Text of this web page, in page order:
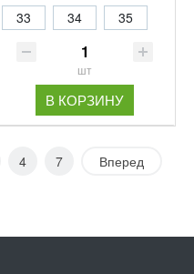
33
34 35
шт
В КОРЗИНУ
4 7 Вперед